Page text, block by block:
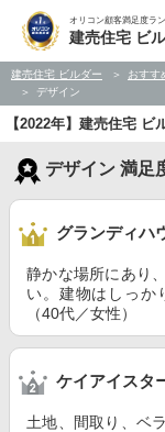
オリコン顧客満足度ラ
建売住宅 ビ
建売住宅 ビルダー おすす
デザイン
【2022年】建売住宅
デザイン 満足
グランディハ
静かな場所にあり
い。建物はしっか
（40代／女性）
ケイアイスタ
土地、間取り、ベ